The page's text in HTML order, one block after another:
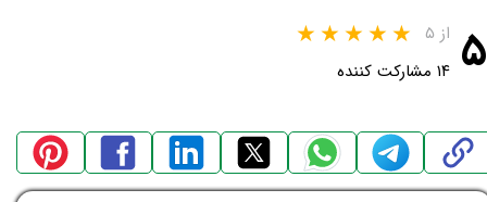
۵ از ۵
۱۴ مشارکت کننده